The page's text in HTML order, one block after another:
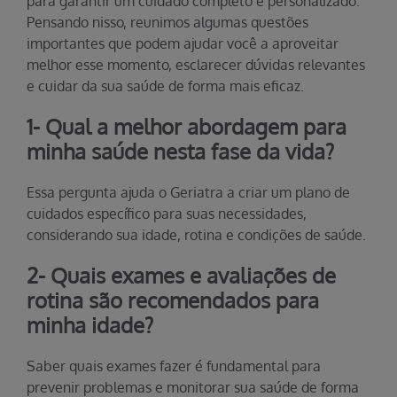
Pensando nisso, reunimos algumas questões
importantes que podem ajudar você a aproveitar
melhor esse momento, esclarecer dúvidas relevantes
e cuidar da sua saúde de forma mais eficaz.
1- Qual a melhor abordagem para
minha saúde nesta fase da vida?
Essa pergunta ajuda o Geriatra a criar um plano de
cuidados específico para suas necessidades,
considerando sua idade, rotina e condições de saúde.
2- Quais exames e avaliações de
rotina são recomendados para
minha idade?
Saber quais exames fazer é fundamental para
prevenir problemas e monitorar sua saúde de forma